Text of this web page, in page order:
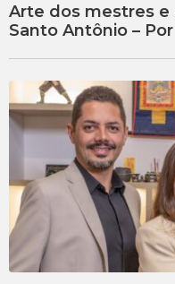
Arte dos mestres e
Santo Antônio –